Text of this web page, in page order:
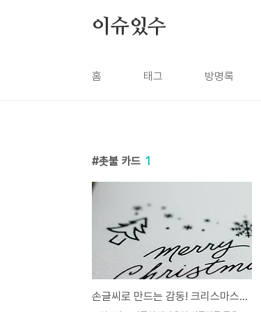
이슈있수
홈 태그 방명록
촛불 카드 1
손글씨로 만드는 감동! 크리스마스 카드 DIY 아이디어 BEST 5 🎄✨